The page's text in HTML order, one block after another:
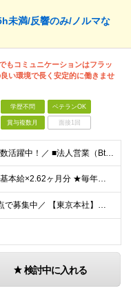
未満/反響のみ/ノルマな
もコミュニケーションはフラッ
良い環境で長く安定的に働きませ
学歴不問 ベテランOK
賞与複数月 面接1回
＼異業界出身者が多数活躍中！／ ■法人営業（BtoB）の経験をお持ちの方 ■普通自動車免許（AT限定可）をお持ちの方※入社までの取得可 ■理系のバックグラウンドをお持ちの方 （バイオサイエンスや自然科
★賞与昨年度実績：基本給×2.62ヶ月分 ★毎年必ず昇給する経験給制度あり！ ■月給：23万5000円〜45万円＋賞与年2回 ※経験・スキルを考慮し、当社規定の「バンド（等級）」に合わせて決定します
＼東京・大阪の2拠点で募集中／ 【東京本社】東京都江東区亀戸1-28-6 【大阪支店】大阪府大阪市東淀川区東中島1-13-25 ※ご希望の勤務地を考慮します。当面転勤は想定していません。 ご本人の希
検討中に入れる